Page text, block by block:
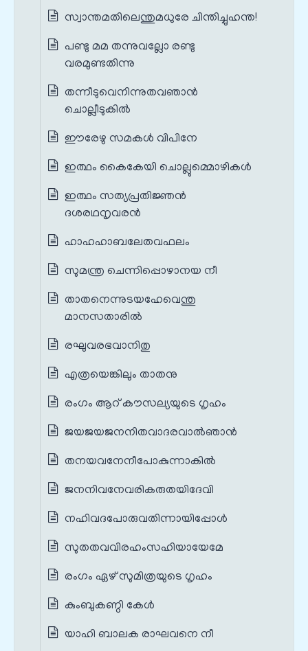
സ്വാന്തമതിലെന്തുമധുരേ ചിന്തിച്ചുഹന്ത!
പണ്ടു മമ തന്നുവല്ലോ രണ്ടു
വരമുണ്ടതിന്നു
തന്നീടുവെനിന്നുതവഞാന്‍
ചൊല്ലീടുകില്‍
ഈരേഴു സമകള്‍ വിപിനേ
ഇത്ഥം കൈകേയി ചൊല്ലുമ്മൊഴികള്‍
ഇത്ഥം സത്യപ്രതിജ്ഞന്‍
ദശരഥനൃവരന്‍
ഹാഹഹാബലേതവഫലം
സുമന്ത്ര ചെന്നിപ്പൊഴാനയ നീ
താതനെന്നുടയഹേവെന്തു
മാനസതാരില്‍
രഘുവരഭവാനിതു
എത്രയെങ്കിലും താതനു
രംഗം ആറ് കൗസല്യയുടെ ഗൃഹം
ജയജയജനനിതവാദരവാല്‍ഞാന്‍
തനയവനേനീപോകുന്നാകില്‍
ജനനിവനേവരികരുതയിദേവി
നഹിവദപോരുവതിന്നായിപ്പോള്‍
സുതതവവിരഹംസഹിയായേമേ
രംഗം ഏഴ് സുമിത്രയുടെ ഗൃഹം
കുംബുകണ്ഠി കേൾ
യാഹി ബാലക രാഘവനെ നീ